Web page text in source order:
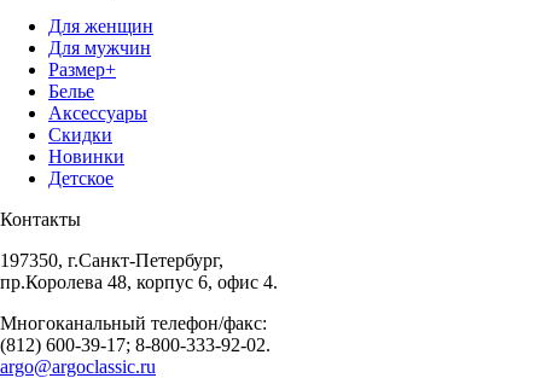
Для женщин
Для мужчин
Размер+
Белье
Аксессуары
Скидки
Новинки
Детское
Контакты
197350, г.Санкт-Петербург,
пр.Королева 48, корпус 6, офис 4.
Многоканальный телефон/факс:
(812) 600-39-17; 8-800-333-92-02.
argo@argoclassic.ru